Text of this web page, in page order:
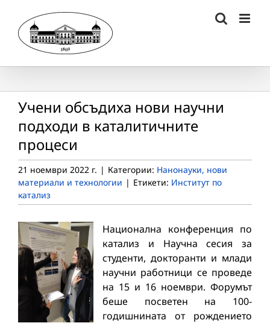
content
Учени обсъдиха нови научни
подходи в каталитичните
процеси
21 ноември 2022 г. | Категории: Нанонауки, нови
материали и технологии | Етикети: Институт по
катализ
Национална конференция по
катализ и Научна сесия за
студенти, докторанти и млади
научни работници се проведе
на 15 и 16 ноември. Форумът
беше посветен на 100-
годишнината от рождението